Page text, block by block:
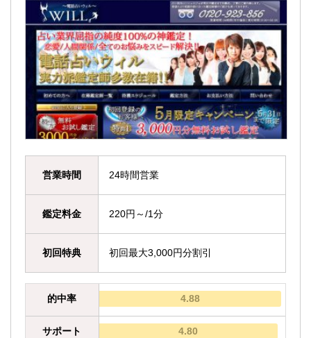
営業時間 24時間営業
鑑定料金 220円～/1分
初回特典 初回最大3,000円分割引
的中率 4.88
サポート 4.80